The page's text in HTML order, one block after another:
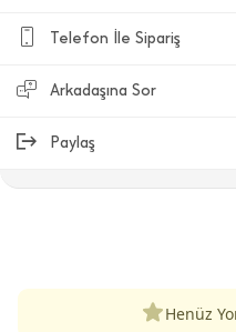
Telefon İle Sipariş
Arkadaşına Sor
Paylaş
Henüz